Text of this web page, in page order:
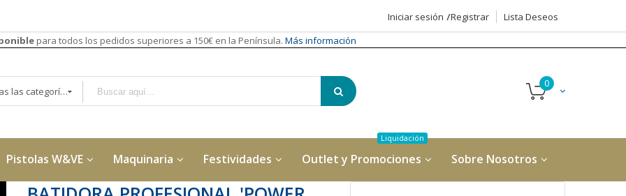
Iniciar sesión Registrar
Lista Deseos
para todos los pedidos superiores a 150€ en la Península. Más información
Todas las categorías
Pistolas W&VE Maquinaria Festividades Outlet y Promociones Sobre Nosotros